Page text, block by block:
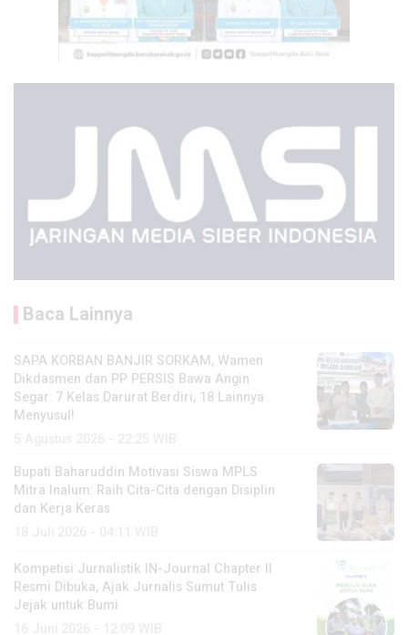
Baca Lainnya
SAPA KORBAN BANJIR SORKAM, Wamen
Dikdasmen dan PP PERSIS Bawa Angin
Segar: 7 Kelas Darurat Berdiri, 18 Lainnya
Menyusul!
Bupati Baharuddin Motivasi Siswa MPLS
Mitra Inalum: Raih Cita-Cita dengan Disiplin
dan Kerja Keras
Kompetisi Jurnalistik IN-Journal Chapter II
Resmi Dibuka, Ajak Jurnalis Sumut Tulis
Jejak untuk Bumi